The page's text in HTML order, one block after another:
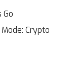
Crypto